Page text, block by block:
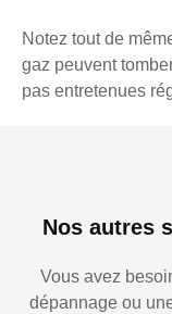
Notez tout de
gaz peuvent
pas entretenues
Nos autres
Vous avez
dépannage ou